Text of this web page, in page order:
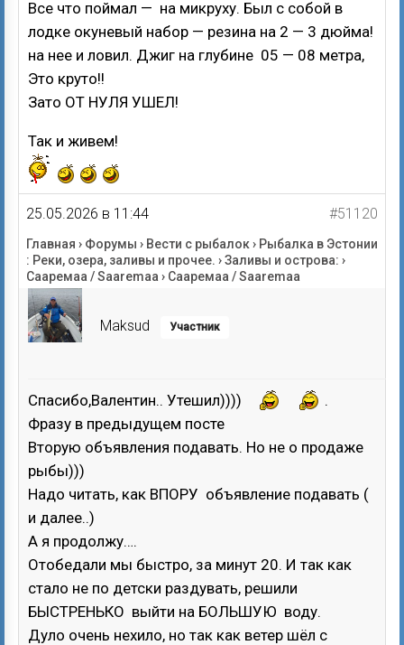
Все что поймал — на микруху. Был с собой в
лодке окуневый набор — резина на 2 — 3 дюйма!
на нее и ловил. Джиг на глубине 05 — 08 метра,
Это круто!!
Зато ОТ НУЛЯ УШЕЛ!
Так и живем!
25.05.2026 в 11:44 #51120
Главная › Форумы › Вести с рыбалок› Рыбалка в Эстонии
: Реки, озера, заливы и прочее. ›Заливы и острова: ›
Сааремаа / Saaremaa › Сааремаа / Saaremaa
Maksud Участник
Спасибо,Валентин.. Утешил))))
.
Фразу в предыдущем посте
Вторую объявления подавать. Но не о продаже
рыбы)))
Надо читать, как ВПОРУ объявление подавать (
и далее..)
А я продолжу….
Отобедали мы быстро, за минут 20. И так как
стало не по детски раздувать, решили
БЫСТРЕНЬКО выйти на БОЛЬШУЮ воду.
Дуло очень нехило, но так как ветер шёл с